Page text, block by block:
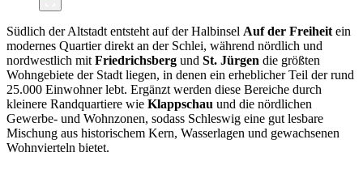
Südlich der Altstadt entsteht auf der Halbinsel Auf der Freiheit ein
modernes Quartier direkt an der Schlei, während nördlich und
nordwestlich mit Friedrichsberg und St. Jürgen die größten
Wohngebiete der Stadt liegen, in denen ein erheblicher Teil der rund
25.000 Einwohner lebt. Ergänzt werden diese Bereiche durch
kleinere Randquartiere wie Klappschau und die nördlichen
Gewerbe- und Wohnzonen, sodass Schleswig eine gut lesbare
Mischung aus historischem Kern, Wasserlagen und gewachsenen
Wohnvierteln bietet.